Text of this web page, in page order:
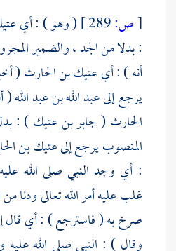
[ص: ( وهو ) : أي
: بدلا من الجد ، والضمير
أنه ) : أيعتيك بن الحارث(
يرجع إلىعبد الله بن عبد الله(
الحارث (جابر بن عتيك) :
المنصوب يرجع إلىعتيك بن
: أي وجد النبي صلى الله
غلب عليه أمر الله تعالى
صرخ به ( فاسترجع ) : أي قال
وقال ) : النبي صلى الله